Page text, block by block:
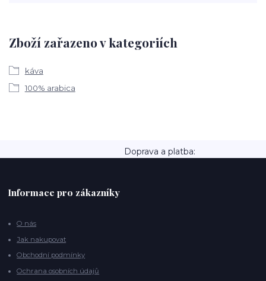
Zboží zařazeno v kategoriích
káva
100% arabica
Doprava a platba:
Informace pro zákazníky
O nás
Jak nakupovat
Obchodní podmínky
Ochrana osobních údajů